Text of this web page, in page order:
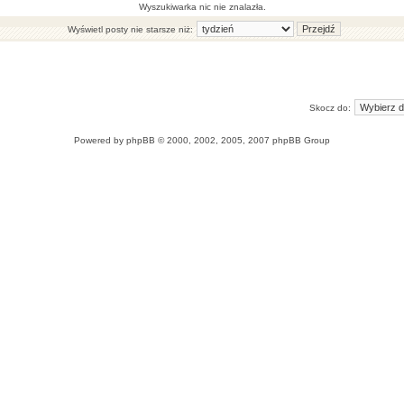
Wyszukiwarka nic nie znalazła.
Wyświetl posty nie starsze niż:
Skocz do:
Powered by phpBB © 2000, 2002, 2005, 2007 phpBB Group